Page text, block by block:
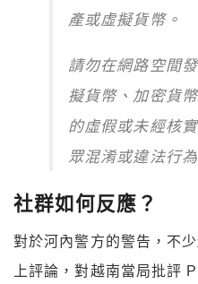
產或虛擬貨幣。
請勿在網路空間
擬貨幣、加密貨
的虛假或未經核
眾混淆或違法行為
社群如何反應？
對於河內警方的警告，不
上評論，對越南當局批評